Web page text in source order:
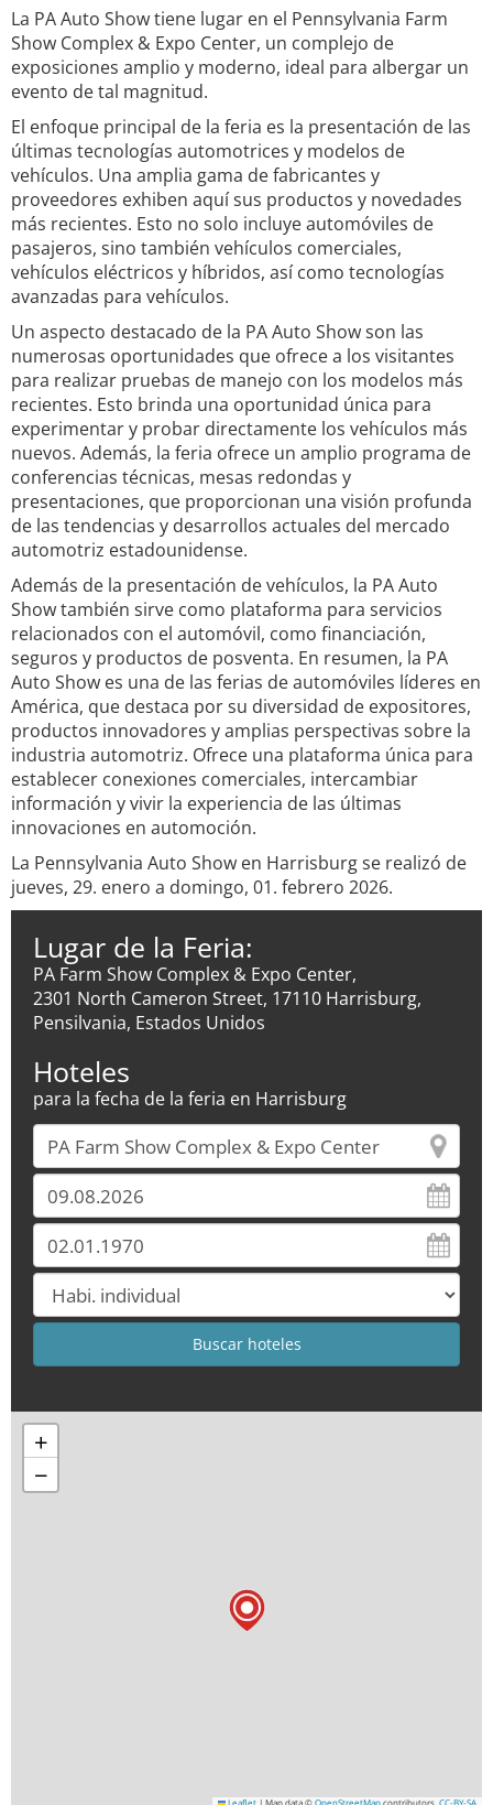
La PA Auto Show tiene lugar en el Pennsylvania Farm
Show Complex & Expo Center, un complejo de
exposiciones amplio y moderno, ideal para albergar un
evento de tal magnitud.
El enfoque principal de la feria es la presentación de las
últimas tecnologías automotrices y modelos de
vehículos. Una amplia gama de fabricantes y
proveedores exhiben aquí sus productos y novedades
más recientes. Esto no solo incluye automóviles de
pasajeros, sino también vehículos comerciales,
vehículos eléctricos y híbridos, así como tecnologías
avanzadas para vehículos.
Un aspecto destacado de la PA Auto Show son las
numerosas oportunidades que ofrece a los visitantes
para realizar pruebas de manejo con los modelos más
recientes. Esto brinda una oportunidad única para
experimentar y probar directamente los vehículos más
nuevos. Además, la feria ofrece un amplio programa de
conferencias técnicas, mesas redondas y
presentaciones, que proporcionan una visión profunda
de las tendencias y desarrollos actuales del mercado
automotriz estadounidense.
Además de la presentación de vehículos, la PA Auto
Show también sirve como plataforma para servicios
relacionados con el automóvil, como financiación,
seguros y productos de posventa. En resumen, la PA
Auto Show es una de las ferias de automóviles líderes en
América, que destaca por su diversidad de expositores,
productos innovadores y amplias perspectivas sobre la
industria automotriz. Ofrece una plataforma única para
establecer conexiones comerciales, intercambiar
información y vivir la experiencia de las últimas
innovaciones en automoción.
La Pennsylvania Auto Show en Harrisburg se realizó de
jueves, 29. enero a domingo, 01. febrero 2026.
Lugar de la Feria:
PA Farm Show Complex & Expo Center,
2301 North Cameron Street, 17110 Harrisburg,
Pensilvania, Estados Unidos
Hoteles
para la fecha de la feria en Harrisburg
+
−
Leaflet | Map data © OpenStreetMap contributors, CC-BY-SA